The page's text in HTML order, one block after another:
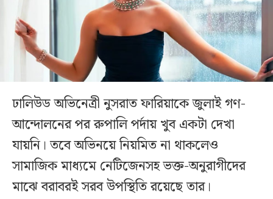
ঢালিউড অভিনেত্রী নুসরাত ফারিয়াকে জুলাই গণ-
আন্দোলনের পর রুপালি পর্দায় খুব একটা দেখা
যায়নি। তবে অভিনয়ে নিয়মিত না থাকলেও
সামাজিক মাধ্যমে নেটিজেনসহ ভক্ত-অনুরাগীদের
মাঝে বরাবরই সরব উপস্থিতি রয়েছে তার।